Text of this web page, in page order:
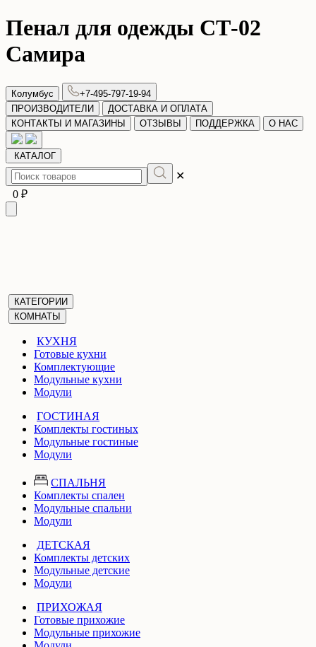
Пенал для одежды СТ-02
Самира
Колумбус
+7-495-797-19-94
ПРОИЗВОДИТЕЛИ
ДОСТАВКА И ОПЛАТА
КОНТАКТЫ И МАГАЗИНЫ
ОТЗЫВЫ ПОДДЕРЖКА О НАС
КАТАЛОГ
✕
0 ₽
КАТЕГОРИИ
КОМНАТЫ
КУХНЯ
Готовые кухни
Комплектующие
Модульные кухни
Модули
ГОСТИНАЯ
Комплекты гостиных
Модульные гостиные
Модули
СПАЛЬНЯ
Комплекты спален
Модульные спальни
Модули
ДЕТСКАЯ
Комплекты детских
Модульные детские
Модули
ПРИХОЖАЯ
Готовые прихожие
Модульные прихожие